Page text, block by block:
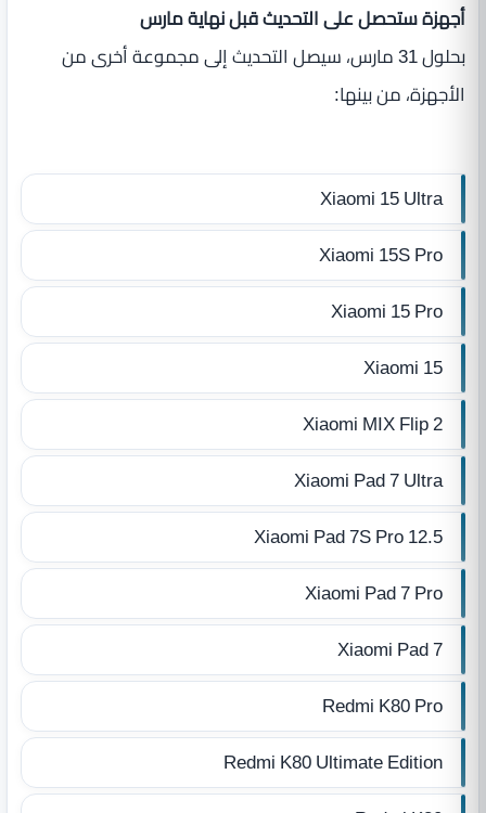
أجهزة ستحصل على التحديث قبل نهاية مارس
بحلول 31 مارس، سيصل التحديث إلى مجموعة أخرى من
الأجهزة، من بينها:
Xiaomi 15 Ultra
Xiaomi 15S Pro
Xiaomi 15 Pro
Xiaomi 15
Xiaomi MIX Flip 2
Xiaomi Pad 7 Ultra
Xiaomi Pad 7S Pro 12.5
Xiaomi Pad 7 Pro
Xiaomi Pad 7
Redmi K80 Pro
Redmi K80 Ultimate Edition